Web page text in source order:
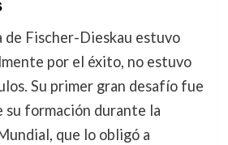
de Fischer-Dieskau estuvo
por el éxito, no estuvo
Su primer gran desafío fue
su formación durante la
que lo obligó a